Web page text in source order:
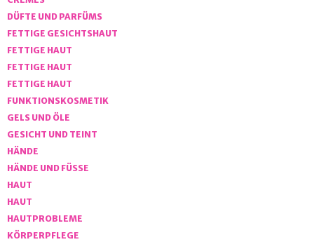
DÜFTE UND PARFÜMS
FETTIGE GESICHTSHAUT
FETTIGE HAUT
FETTIGE HAUT
FETTIGE HAUT
FUNKTIONSKOSMETIK
GELS UND ÖLE
GESICHT UND TEINT
HÄNDE
HÄNDE UND FÜSSE
HAUT
HAUT
HAUTPROBLEME
KÖRPERPFLEGE